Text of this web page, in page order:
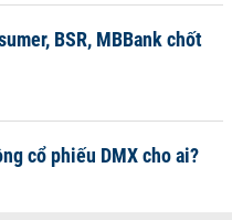
BSR, MBBank chốt
cổ phiếu DMX cho ai?